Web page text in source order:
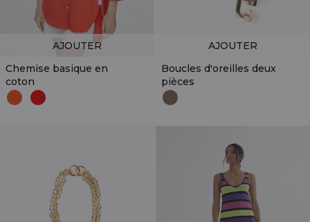
Chemise basique en
coton
AJOUTER
Boucles d'oreilles deux
pièces
AJOUTER